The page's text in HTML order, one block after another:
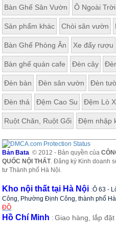
Bàn
ăn,
ghế
ăn,
kệ
bếp
Nội
Thất
Ban
Công,
Vườn
ghế
công,
xích
đu,
ghế...
Phụ
Kiện
Trang
Trí
Bàn Ghế Sân Vườn Ô Ngoài Trời
Sản phẩm khác Chòi sân vườn
Bàn Ghế Phòng Ăn Xe đẩy rượu
Bàn ghế quán cafe Đèn cây
Đèn bàn Đèn sân vườn Đèn
Đèn thả Đệm Cao Su Đệm Lò
Ruột Chăn, Ruột Gối Đệm nhập
Bản Bata © 2012 - Bản quyền của
QUỐC NỘI THẤT. Đăng ký Kinh doanh
tư Thành phố Hà Nội.
Kho nội thất tại Hà Nội :Ô 63 -
Công, Phường Định Công, thành phố
ĐỒ
Hồ Chí Minh :Giao hàng, lắp